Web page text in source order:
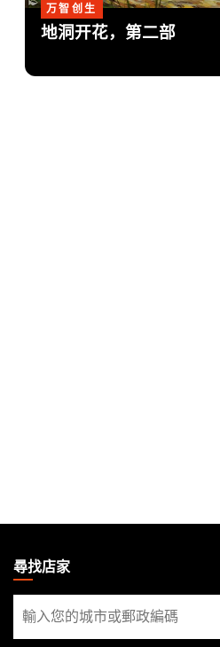
万智创生
地洞开花，第二部
THE
GATHERING
FOOTER
尋找店家
尋
找